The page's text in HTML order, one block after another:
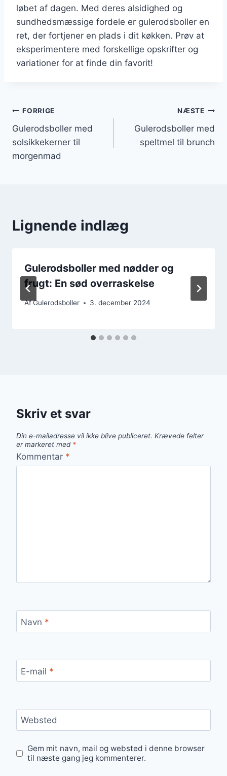
løbet af dagen. Med deres alsidighed og
sundhedsmæssige fordele er gulerodsboller en
ret, der fortjener en plads i dit køkken. Prøv at
eksperimentere med forskellige opskrifter og
variationer for at finde din favorit!
Indlægsnavigation
FORRIGE
Gulerodsboller med
solsikkekerner til
morgenmad
NÆSTE
Gulerodsboller med
speltmel til brunch
Lignende indlæg
Gulerodsboller med nødder og
frugt: En sød overraskelse
AfGulerodsboller 3. december 2024
Skriv et svar
Din e-mailadresse vil ikke blive publiceret. Krævede felter
er markeret med *
Kommentar *
Navn *
E-mail *
Websted
Gem mit navn, mail og websted i denne browser
til næste gang jeg kommenterer.